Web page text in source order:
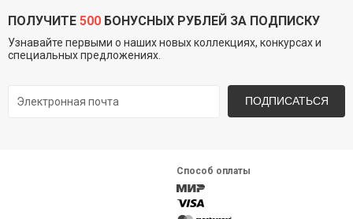
ПОЛУЧИТЕ 500 БОНУСНЫХ РУБЛЕЙ ЗА ПОДПИСКУ
Узнавайте первыми о наших новых коллекциях, конкурсах и
специальных предложениях.
ПОДПИСАТЬСЯ
Способ оплаты